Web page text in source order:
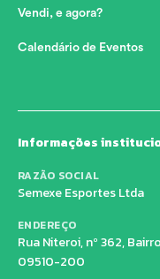
Vendi, e agora?
Calendário de Eventos
Informações
RAZÃO SOCIAL
Semexe Esportes Ltda
ENDEREÇO
Rua Niteroi, nº 362,
09510-200